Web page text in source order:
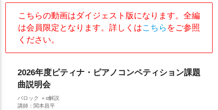
こちらの動画はダイジェスト版になります。全編
は会員限定となります。詳しくはこちら をご参照
ください。
2026年度ピティナ・ピアノコンペティション課題
曲説明会
バロック ＋α解説
講師：関本昌平